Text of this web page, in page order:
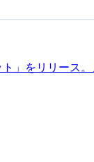
」をリリース